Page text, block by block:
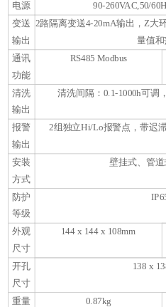
电源 90-260VAC,50/
变送
输出
2路隔离变送4-20mA输出，Z大
量值和
通讯
功能
RS485 Modbus
清洗
输出
清洗间隔：0.1-1000h可调
报警
输出
2组独立Hi/Lo报警点，带迟
安装
方式
壁挂式、管
防护
等级
外观
尺寸
144 x 144 x 108mm
开孔
尺寸
138 x
重量 0.87kg